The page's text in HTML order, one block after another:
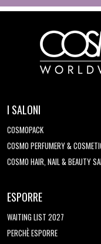
I SALONI
COSMOPACK
COSMO PERFUMERY &
COSMO HAIR, NAIL & BEAUTY
ESPORRE
WAITING LIST 2027
PERCHÈ ESPORRE